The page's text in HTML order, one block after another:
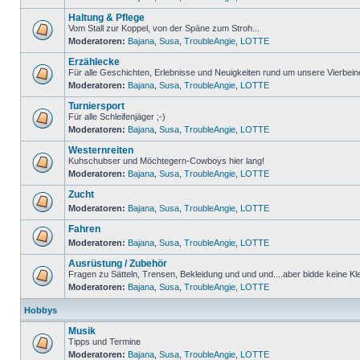
Haltung & Pflege
Vom Stall zur Koppel, von der Späne zum Stroh...
Moderatoren: Bajana Susa TroubleAngie LOTTE
Erzählecke
Für alle Geschichten, Erlebnisse und Neuigkeiten rund um unsere
Moderatoren: Bajana Susa TroubleAngie LOTTE
Turniersport
Für alle Schleifenjäger ;-)
Moderatoren: Bajana Susa TroubleAngie LOTTE
Westernreiten
Kuhschubser und Möchtegern-Cowboys hier lang!
Moderatoren: Bajana Susa TroubleAngie LOTTE
Zucht
Moderatoren: Bajana Susa TroubleAngie LOTTE
Fahren
Moderatoren: Bajana Susa TroubleAngie LOTTE
Ausrüstung / Zubehör
Fragen zu Sätteln, Trensen, Bekleidung und und und....aber bidde keine
Moderatoren: Bajana Susa TroubleAngie LOTTE
Hobbys
Musik
Tipps und Termine
Moderatoren: Bajana Susa TroubleAngie LOTTE